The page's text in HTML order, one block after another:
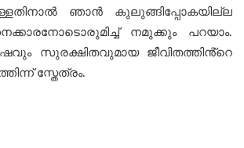
ഞാൻ കുലുങ്ങിപ്പോകയില്ല
നമുക്കും പറയാം.
സുരക്ഷിതവുമായ ജീവിതത്തിൻ്റെ
സ്തേത്രം.